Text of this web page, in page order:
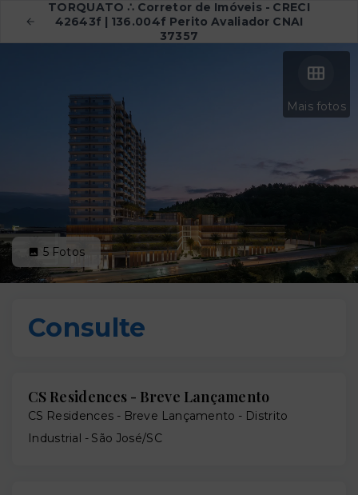
TORQUATO ∴ Corretor de Imóveis - CRECI
42643f | 136.004f Perito Avaliador CNAI
37357
Mais fotos
5 Fotos
Consulte
CS Residences - Breve Lançamento
CS Residences - Breve Lançamento - Distrito
Industrial - São José/SC